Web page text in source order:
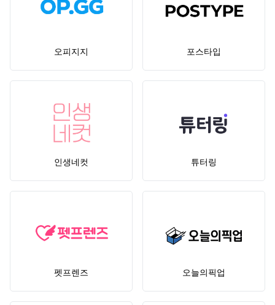
오피지지 포스타입
인생네컷 튜터링
펫프렌즈 오늘의픽업